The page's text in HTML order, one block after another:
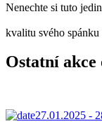
Nenechte si tuto
kvalitu svého
Ostatní akce
27.01.2025 -